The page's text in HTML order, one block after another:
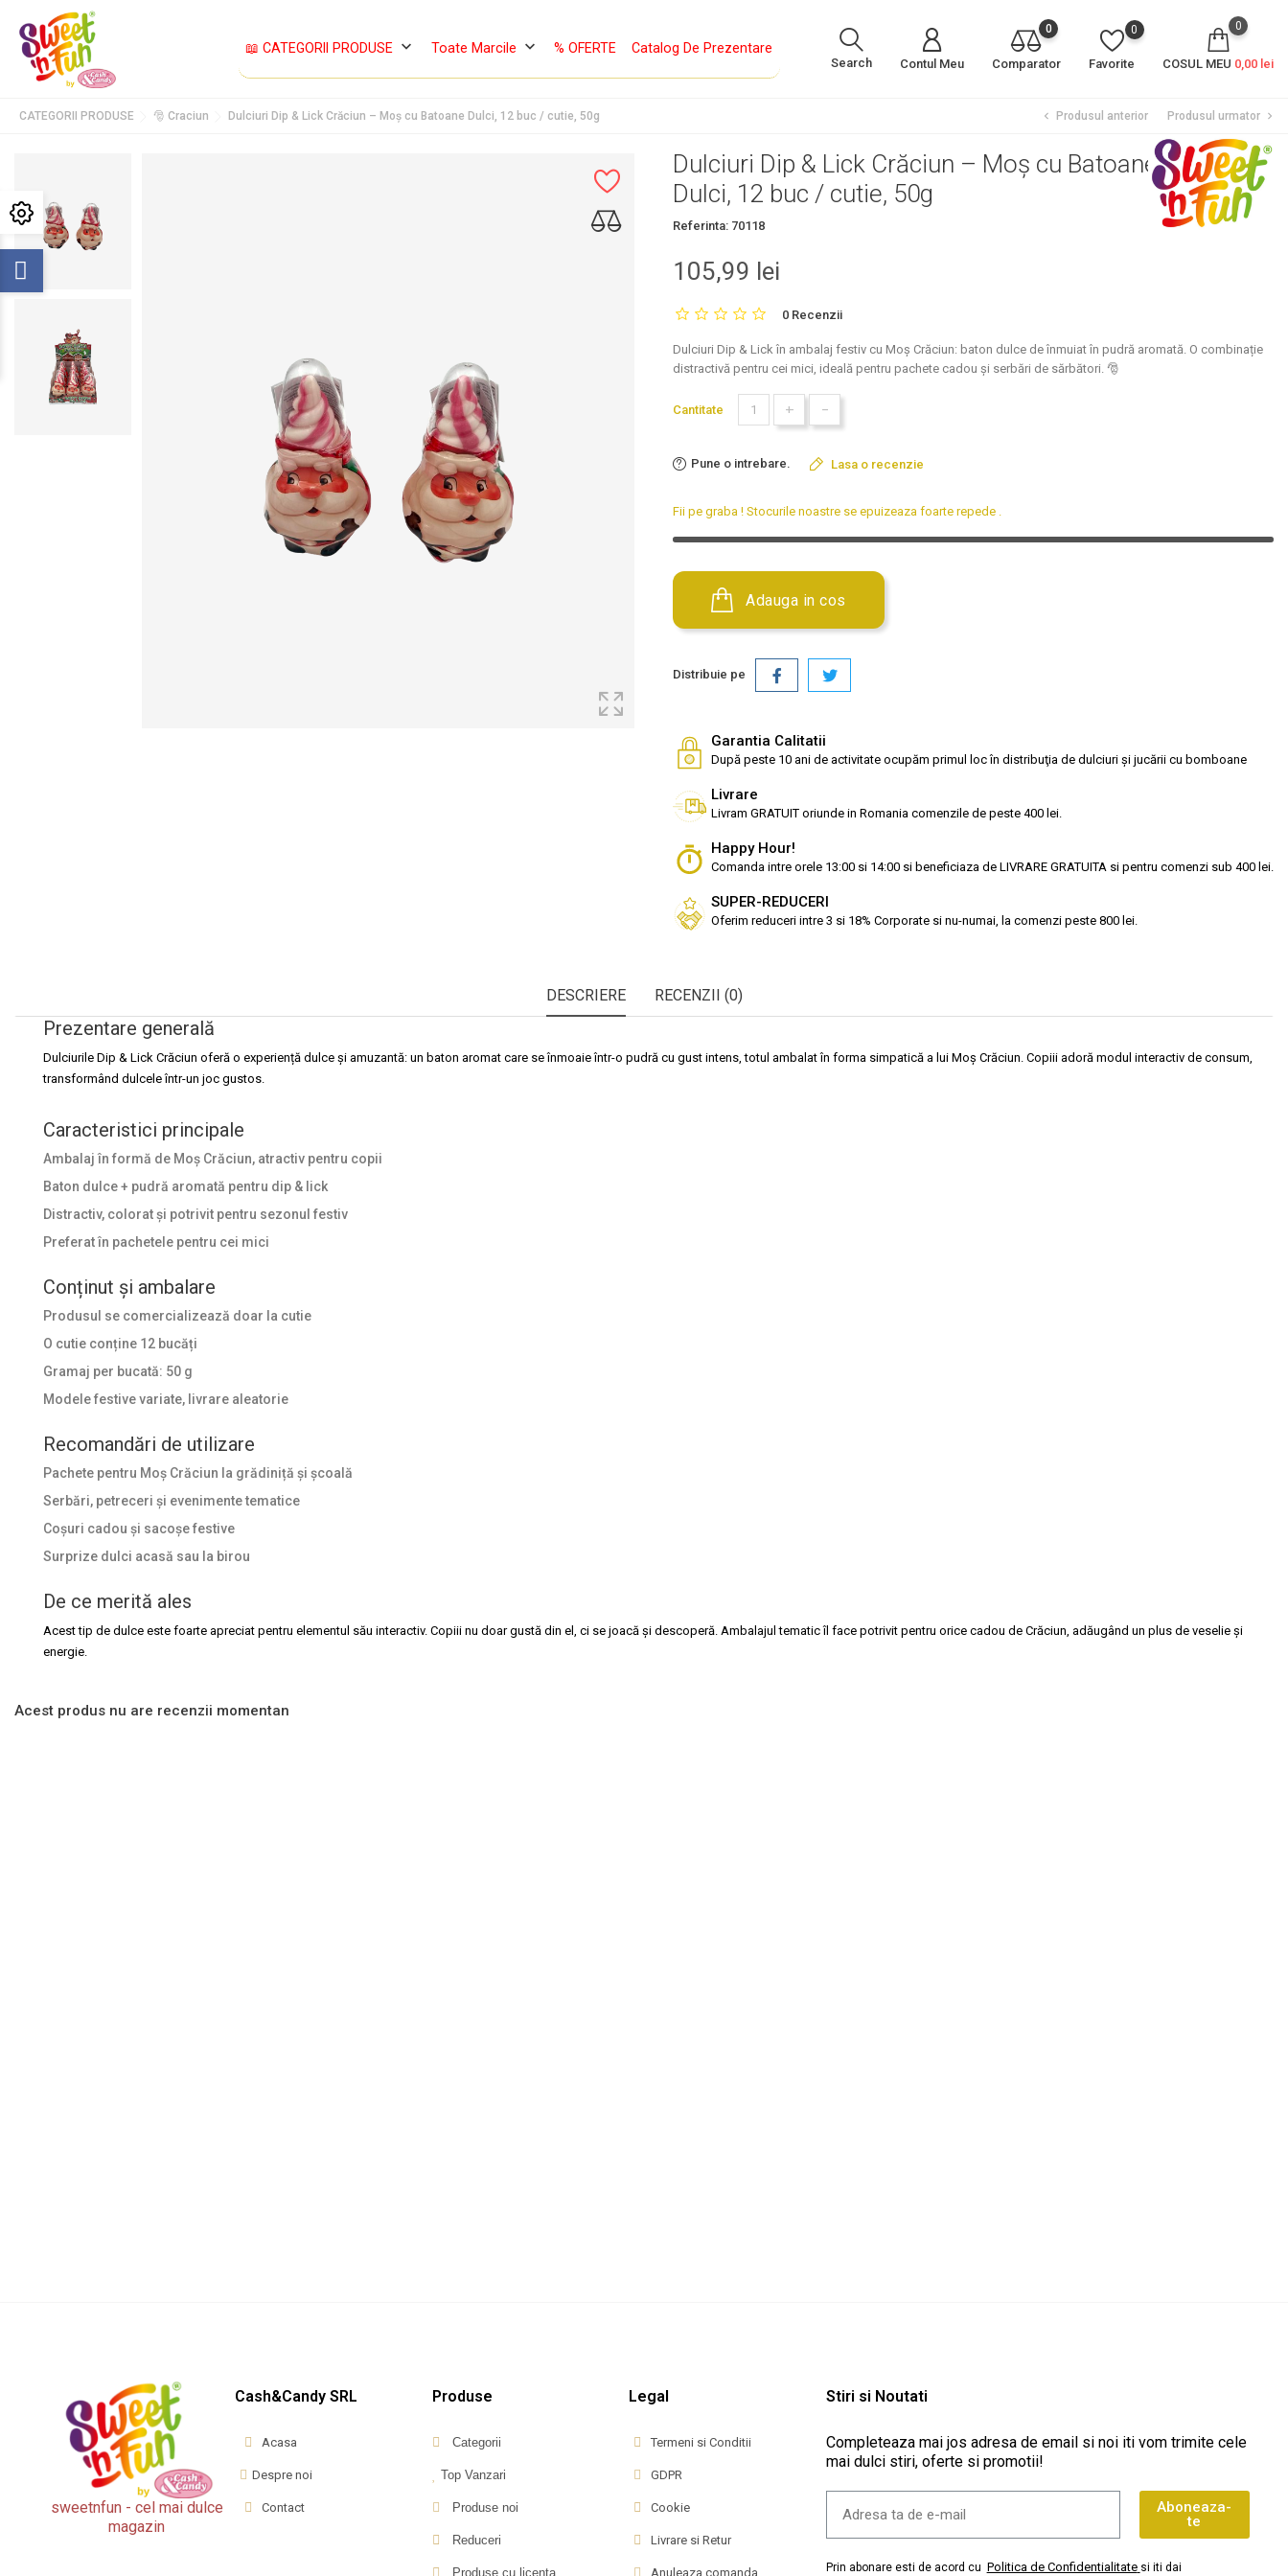
📖 CATEGORII PRODUSE keyboard_arrow_down Toate Marcile keyboard_arrow_down % OFERTE Catalog De Prezentare
Search Contul Meu
0
Comparator
0
Favorite
0
COSUL MEU 0,00 lei
CATEGORII PRODUSE 🎅 Craciun Dulciuri Dip & Lick Crăciun – Moș cu Batoane Dulci, 12 buc / cutie, 50g chevron_left Produsul anterior Produsul urmator chevron_right
Dulciuri Dip & Lick Crăciun – Moș cu Batoane
Dulci, 12 buc / cutie, 50g
Referinta: 70118
105,99 lei
0 Recenzii
Dulciuri Dip & Lick în ambalaj festiv cu Moș Crăciun: baton dulce de înmuiat în pudră aromată. O combinație
distractivă pentru cei mici, ideală pentru pachete cadou și serbări de sărbători. 🎅
Cantitate + -
Pune o intrebare. Lasa o recenzie
Fii pe graba ! Stocurile noastre se epuizeaza foarte repede
Adauga in cos
Distribuie pe
Garantia Calitatii
După peste 10 ani de activitate ocupăm primul loc în distribuţia de dulciuri și jucării cu bomboane
Livrare
Livram GRATUIT oriunde in Romania comenzile de peste 400 lei.
Happy Hour!
Comanda intre orele 13:00 si 14:00 si beneficiaza de LIVRARE GRATUITA si pentru comenzi sub 400 lei.
SUPER-REDUCERI
Oferim reduceri intre 3 si 18% Corporate si nu-numai, la comenzi peste 800 lei.
DESCRIERE RECENZII (0)
Prezentare generală
Dulciurile Dip & Lick Crăciun oferă o experiență dulce și amuzantă: un baton aromat care se înmoaie într-o pudră cu gust intens, totul ambalat în forma simpatică a lui Moș Crăciun. Copiii adoră modul interactiv de consum,
transformând dulcele într-un joc gustos.
Caracteristici principale
Ambalaj în formă de Moș Crăciun, atractiv pentru copii
Baton dulce + pudră aromată pentru dip & lick
Distractiv, colorat și potrivit pentru sezonul festiv
Preferat în pachetele pentru cei mici
Conținut și ambalare
Produsul se comercializează doar la cutie
O cutie conține 12 bucăți
Gramaj per bucată: 50 g
Modele festive variate, livrare aleatorie
Recomandări de utilizare
Pachete pentru Moș Crăciun la grădiniță și școală
Serbări, petreceri și evenimente tematice
Coșuri cadou și sacoșe festive
Surprize dulci acasă sau la birou
De ce merită ales
Acest tip de dulce este foarte apreciat pentru elementul său interactiv. Copiii nu doar gustă din el, ci se joacă și descoperă. Ambalajul tematic îl face potrivit pentru orice cadou de Crăciun, adăugând un plus de veselie și
energie.
Acest produs nu are recenzii momentan
sweetnfun - cel mai dulce
magazin
Cash&Candy SRL
Acasa
Despre noi
Contact
Produse
Categorii
Top Vanzari
Produse noi
Reduceri
Produse cu licenta
Legal
Termeni si Conditii
GDPR
Cookie
Livrare si Retur
Anuleaza comanda
Stiri si Noutati
Completeaza mai jos adresa de email si noi iti vom trimite cele
mai dulci stiri, oferte si promotii!
Aboneaza-
te
Prin abonare esti de acord cu Politica de Confidentialitate si iti dai